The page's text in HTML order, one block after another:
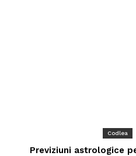
Codlea
Previziuni astrologice